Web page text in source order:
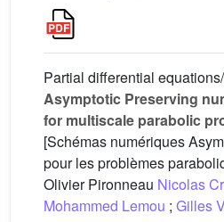
Partial differential
Asymptotic Preserving
for multiscale parabolic
[Schémas numériques
pour les problèmes
Olivier Pironneau Nicolas
Mohammed Lemou ; Gilles